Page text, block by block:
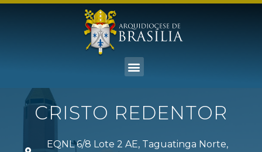
CRISTO REDENTOR
EQNL 6/8 Lote 2 AE, Taguatinga Norte,